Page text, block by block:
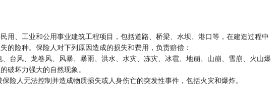
用、工业和公用事业建筑工程项目，包括道路、桥梁、水坝、港口等，在建造过程中
的险种。保险人对下列原因造成的损失和费用，负责赔偿：
台风、龙卷风、风暴、暴雨、洪水、水灾、冻灾、冰雹、地崩、山崩、雪崩、火山爆
破坏力强大的自然现象。
险人无法控制并造成物质损失或人身伤亡的突发性事件，包括火灾和爆炸。